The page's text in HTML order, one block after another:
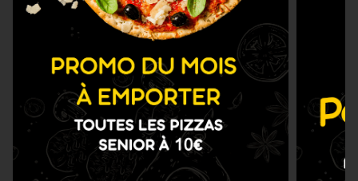
Nous Trouver